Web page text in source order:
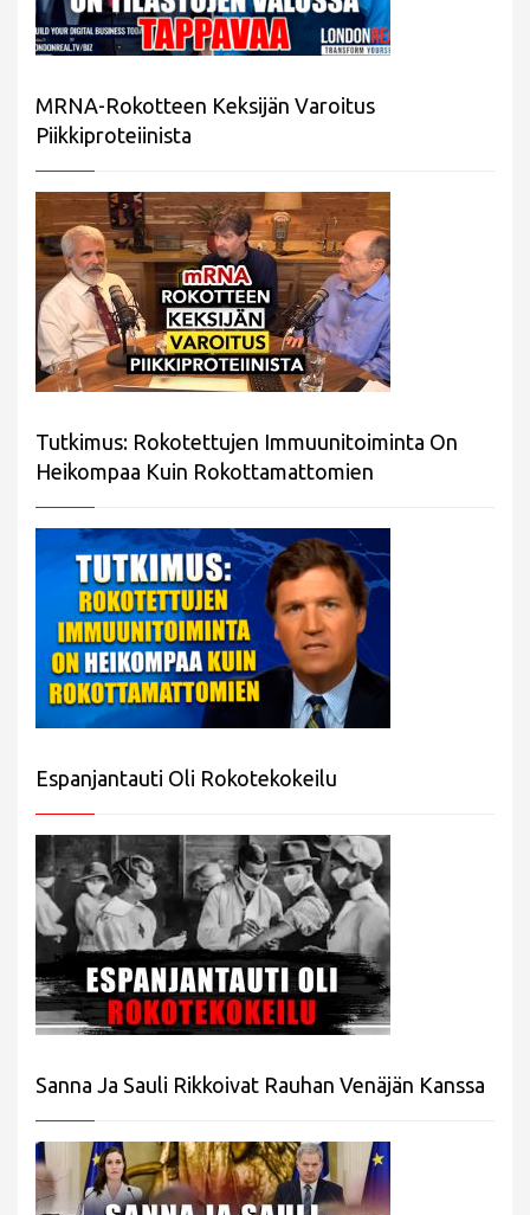
MRNA-Rokotteen Keksijän Varoitus
Piikkiproteiinista
Tutkimus: Rokotettujen Immuunitoiminta On
Heikompaa Kuin Rokottamattomien
Espanjantauti Oli Rokotekokeilu
Sanna Ja Sauli Rikkoivat Rauhan Venäjän Kanssa